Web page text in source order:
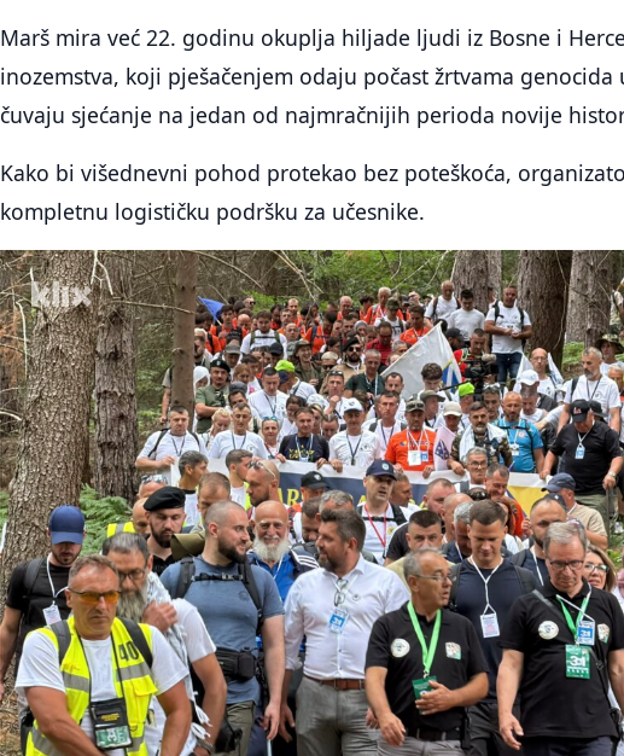
Marš mira već 22. godinu okuplja hiljade ljudi iz Bosne i
inozemstva, koji pješačenjem odaju počast žrtvama genocida
čuvaju sjećanje na jedan od najmračnijih perioda novije
Kako bi višednevni pohod protekao bez poteškoća,
kompletnu logističku podršku za učesnike.